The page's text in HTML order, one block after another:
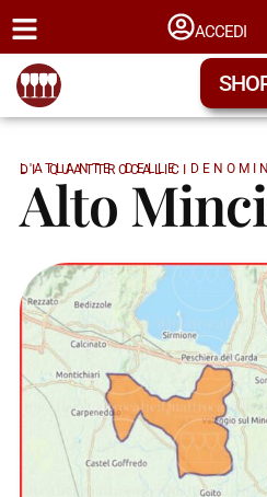
ACCEDI
L'ATLANTE DELLE DENOMINAZIONI DI ORIGINE DI QUATTROCALICI
Alto